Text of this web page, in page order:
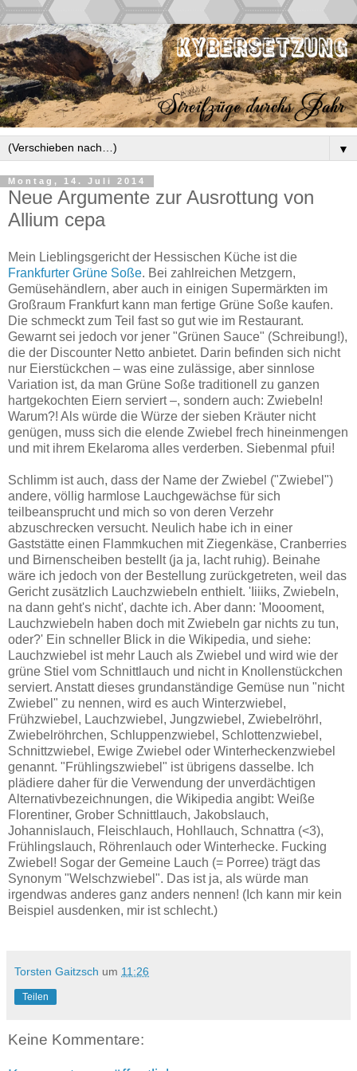
▼
Montag, 14. Juli 2014
Neue Argumente zur Ausrottung von
Allium cepa
Mein Lieblingsgericht der Hessischen Küche ist die
Frankfurter Grüne Soße. Bei zahlreichen Metzgern,
Gemüsehändlern, aber auch in einigen Supermärkten im
Großraum Frankfurt kann man fertige Grüne Soße kaufen.
Die schmeckt zum Teil fast so gut wie im Restaurant.
Gewarnt sei jedoch vor jener "Grünen Sauce" (Schreibung!),
die der Discounter Netto anbietet. Darin befinden sich nicht
nur Eierstückchen – was eine zulässige, aber sinnlose
Variation ist, da man Grüne Soße traditionell zu ganzen
hartgekochten Eiern serviert –, sondern auch: Zwiebeln!
Warum?! Als würde die Würze der sieben Kräuter nicht
genügen, muss sich die elende Zwiebel frech hineinmengen
und mit ihrem Ekelaroma alles verderben. Siebenmal pfui!
Schlimm ist auch, dass der Name der Zwiebel ("Zwiebel")
andere, völlig harmlose Lauchgewächse für sich
teilbeansprucht und mich so von deren Verzehr
abzuschrecken versucht. Neulich habe ich in einer
Gaststätte einen Flammkuchen mit Ziegenkäse, Cranberries
und Birnenscheiben bestellt (ja ja, lacht ruhig). Beinahe
wäre ich jedoch von der Bestellung zurückgetreten, weil das
Gericht zusätzlich Lauchzwiebeln enthielt. 'Iiiiks, Zwiebeln,
na dann geht's nicht', dachte ich. Aber dann: 'Moooment,
Lauchzwiebeln haben doch mit Zwiebeln gar nichts zu tun,
oder?' Ein schneller Blick in die Wikipedia, und siehe:
Lauchzwiebel ist mehr Lauch als Zwiebel und wird wie der
grüne Stiel vom Schnittlauch und nicht in Knollenstückchen
serviert. Anstatt dieses grundanständige Gemüse nun "nicht
Zwiebel" zu nennen, wird es auch Winterzwiebel,
Frühzwiebel, Lauchzwiebel, Jungzwiebel, Zwiebelröhrl,
Zwiebelröhrchen, Schluppenzwiebel, Schlottenzwiebel,
Schnittzwiebel, Ewige Zwiebel oder Winterheckenzwiebel
genannt. "Frühlingszwiebel" ist übrigens dasselbe. Ich
plädiere daher für die Verwendung der unverdächtigen
Alternativbezeichnungen, die Wikipedia angibt: Weiße
Florentiner, Grober Schnittlauch, Jakobslauch,
Johannislauch, Fleischlauch, Hohllauch, Schnattra (<3),
Frühlingslauch, Röhrenlauch oder Winterhecke. Fucking
Zwiebel! Sogar der Gemeine Lauch (= Porree) trägt das
Synonym "Welschzwiebel". Das ist ja, als würde man
irgendwas anderes ganz anders nennen! (Ich kann mir kein
Beispiel ausdenken, mir ist schlecht.)
Torsten Gaitzsch um 11:26
Teilen
Keine Kommentare: